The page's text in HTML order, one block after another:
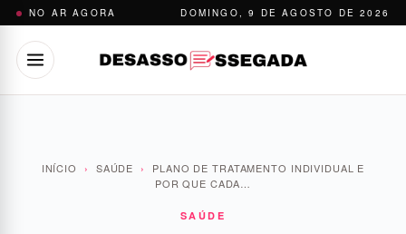
Pular
conteúdo
NO AR AGORA DOMINGO, 9 DE AGOSTO DE 2026
INÍCIO › SAÚDE ›
PLANO DE TRATAMENTO INDIVIDUAL E
POR QUE CADA…
SAÚDE